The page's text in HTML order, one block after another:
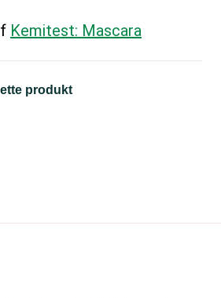
Kemitest: Mascara
produkt